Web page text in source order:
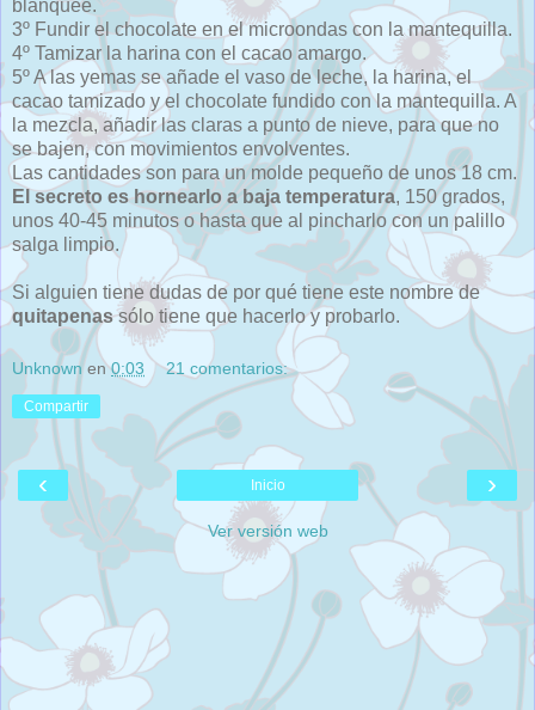
blanquee.
3º Fundir el chocolate en el microondas con la mantequilla.
4º Tamizar la harina con el cacao amargo.
5º A las yemas se añade el vaso de leche, la harina, el
cacao tamizado y el chocolate fundido con la mantequilla. A
la mezcla, añadir las claras a punto de nieve, para que no
se bajen, con movimientos envolventes.
Las cantidades son para un molde pequeño de unos 18 cm.
El secreto es hornearlo a baja temperatura, 150 grados,
unos 40-45 minutos o hasta que al pincharlo con un palillo
salga limpio.
Si alguien tiene dudas de por qué tiene este nombre de
quitapenassólo tiene que hacerlo y probarlo.
Unknown en0:03 21 comentarios:
Compartir
‹ ›
Inicio
Ver versión web